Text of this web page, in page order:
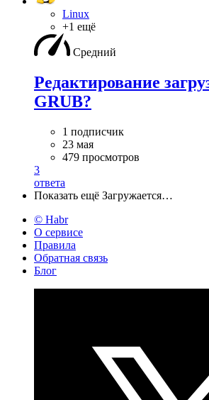
Linux
+1 ещё
Средний
Редактирование
GRUB?
1 подписчик
23 мая
479 просмотров
3
ответа
Показать ещё Загружается…
© Habr
О сервисе
Правила
Обратная связь
Блог